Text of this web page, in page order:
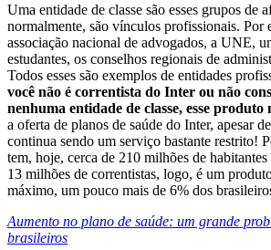
Uma entidade de classe são esses grupos de
normalmente, são vínculos profissionais.
associação nacional de advogados, a UNE,
estudantes, os conselhos regionais de
Todos esses são exemplos de entidades
você não é correntista do Inter ou não
nenhuma entidade de classe, esse produto
a oferta de planos de saúde do Inter, apesar
continua sendo um serviço bastante restrito!
tem, hoje, cerca de 210 milhões de
13 milhões de correntistas, logo, é um
máximo, um pouco mais de 6% dos
Aumento no plano de saúde: um grande
brasileiros